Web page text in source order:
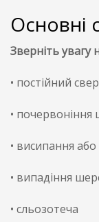
Основні
Зверніть увагу
• постійний
• почервоніння
• висипання
• випадіння
• сльозотеча